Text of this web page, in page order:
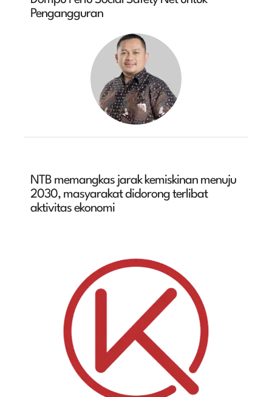
Pengangguran
NTB memangkas jarak kemiskinan menuju
2030, masyarakat didorong terlibat
aktivitas ekonomi